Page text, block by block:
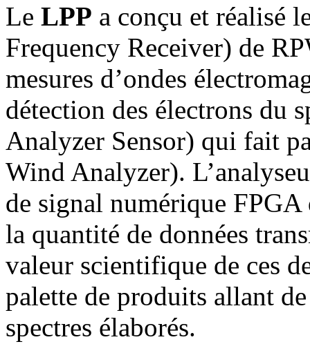
Le LPP a conçu et réalisé
Frequency Receiver) de
mesures d’ondes
détection des électrons du
Analyzer Sensor) qui fait
Wind Analyzer).
de signal numérique
la quantité de données
valeur scientifique de ces
palette de produits allant
spectres élaborés.